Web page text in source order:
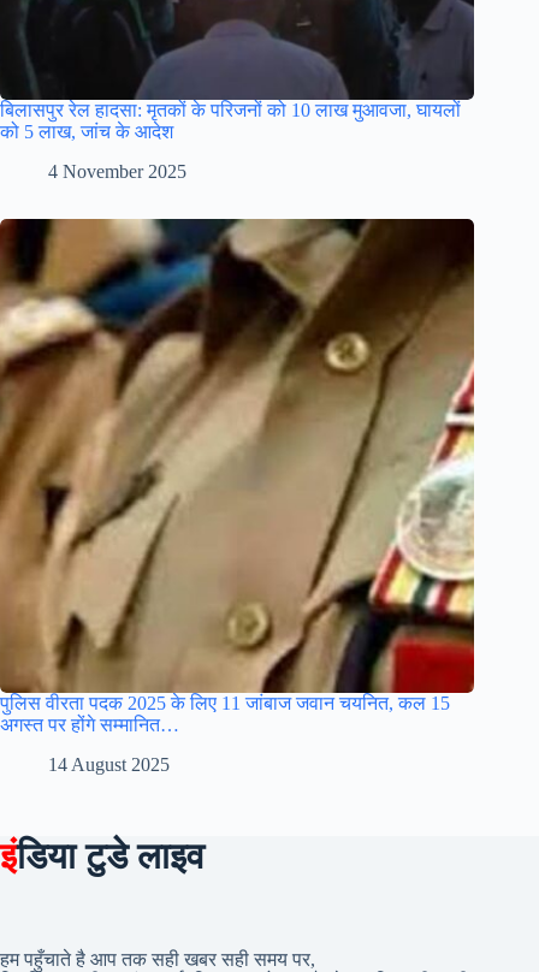
बिलासपुर रेल हादसा: मृतकों के परिजनों को 10 लाख मुआवजा, घायलों
को 5 लाख, जांच के आदेश
4 November 2025
पुलिस वीरता पदक 2025 के लिए 11 जांबाज जवान चयनित, कल 15
अगस्त पर होंगे सम्मानित…
14 August 2025
इंडिया टुडे लाइव
हम पहुँचाते है आप तक सही खबर सही समय पर,